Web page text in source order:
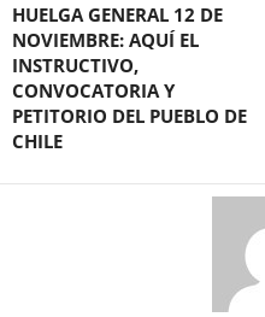
HUELGA GENERAL 12 DE
NOVIEMBRE: AQUÍ EL
INSTRUCTIVO,
CONVOCATORIA Y
PETITORIO DEL PUEBLO DE
CHILE